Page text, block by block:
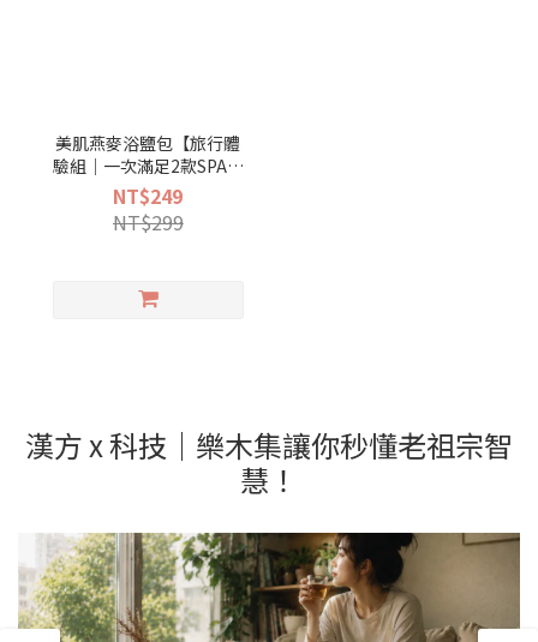
美肌燕麥浴鹽包【旅行體
驗組｜一次滿足2款SPA主
題】 芳療師推薦｜燕麥、
海鹽、植物精油、茶浴
NT$249
NT$299
漢方 x 科技｜樂木集讓你秒懂老祖宗智
慧！